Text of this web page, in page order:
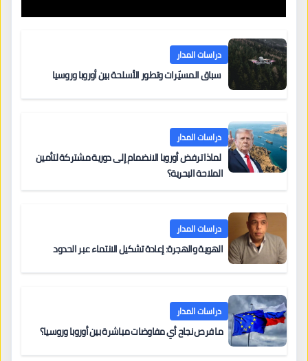
دراسات المدار
سباق المسيّرات وتطور الأسلحة بين أوروبا وروسيا
دراسات المدار
لماذا ترفض أوروبا الانضمام إلى دورية مشتركة لتأمين
الملاحة البحرية؟
دراسات المدار
الهوية والهجرة: إعادة تشكيل الانتماء عبر الحدود
دراسات المدار
ما فرص نجاح أي مفاوضات مباشرة بين أوروبا وروسيا؟